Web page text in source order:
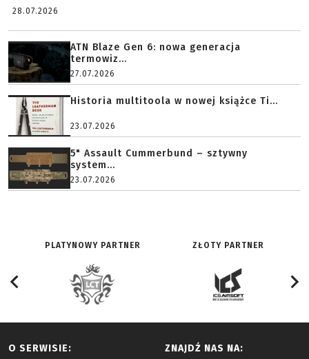
28.07.2026
ATN Blaze Gen 6: nowa generacja
termowiz...
27.07.2026
Historia multitoola w nowej książce Ti...
23.07.2026
5" Assault Cummerbund – sztywny
system...
23.07.2026
PLATYNOWY PARTNER ZŁOTY PARTNER
O SERWISIE: ZNAJDŹ NAS NA: